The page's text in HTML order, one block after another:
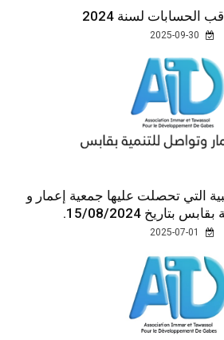
الحسابات لسنة 2024
التي تحصلت عليها جمعية إعمار و
بتاريخ 15/08/2024.